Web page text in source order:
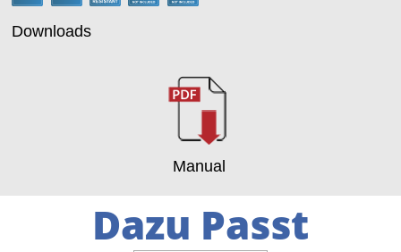
Downloads
Manual
Dazu Passt